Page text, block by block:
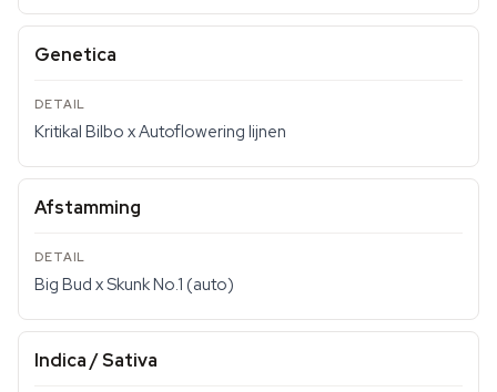
Genetica
Kritikal Bilbo x Autoflowering lijnen
Afstamming
Big Bud x Skunk No.1 (auto)
Indica / Sativa